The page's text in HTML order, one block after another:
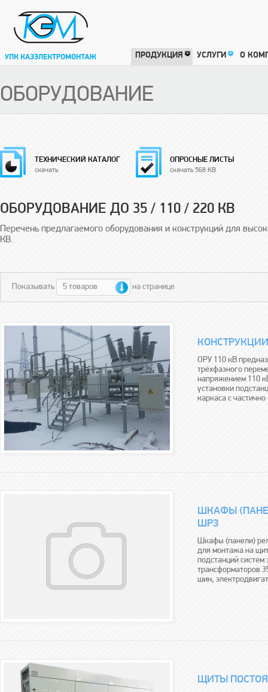
ПРОДУКЦИЯ УСЛУГИ О
ОБОРУДОВАНИЕ
ТЕХНИЧЕСКИЙ КАТАЛОГ
скачать
ОПРОСНЫЕ ЛИСТЫ
скачать 568 KB
ОБОРУДОВАНИЕ ДО 35 / 110 / 220 КВ
Перечень предлагаемого оборудования и конструкций для
КВ.
Показывать 5 товаров на странице
ОРУ 110 кВ
трёхфазного
напряжением 110
установки
каркаса с
ШКАФЫ
ШРЗ
Шкафы (панели)
для монтажа на
подстанций
трансформаторов
шин,
​ЩИТЫ